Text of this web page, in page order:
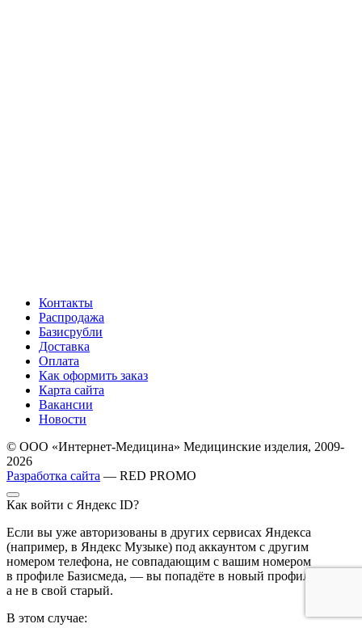
Контакты
Распродажа
Базисрубли
Доставка
Оплата
Как оформить заказ
Карта сайта
Вакансии
Новости
© ООО «Интернет-Медицина» Медицинские изделия, 2009-
2026
Разработка сайта — RED PROMO
Как войти с Яндекс ID?
Если вы уже авторизованы в других сервисах Яндекса
(например, в Яндекс Музыке) под аккаунтом с другим
номером телефона, не совпадающим с вашим номером
в профиле Базисмеда, — вы попадёте в новый профиль,
а не в свой старый.
В этом случае: